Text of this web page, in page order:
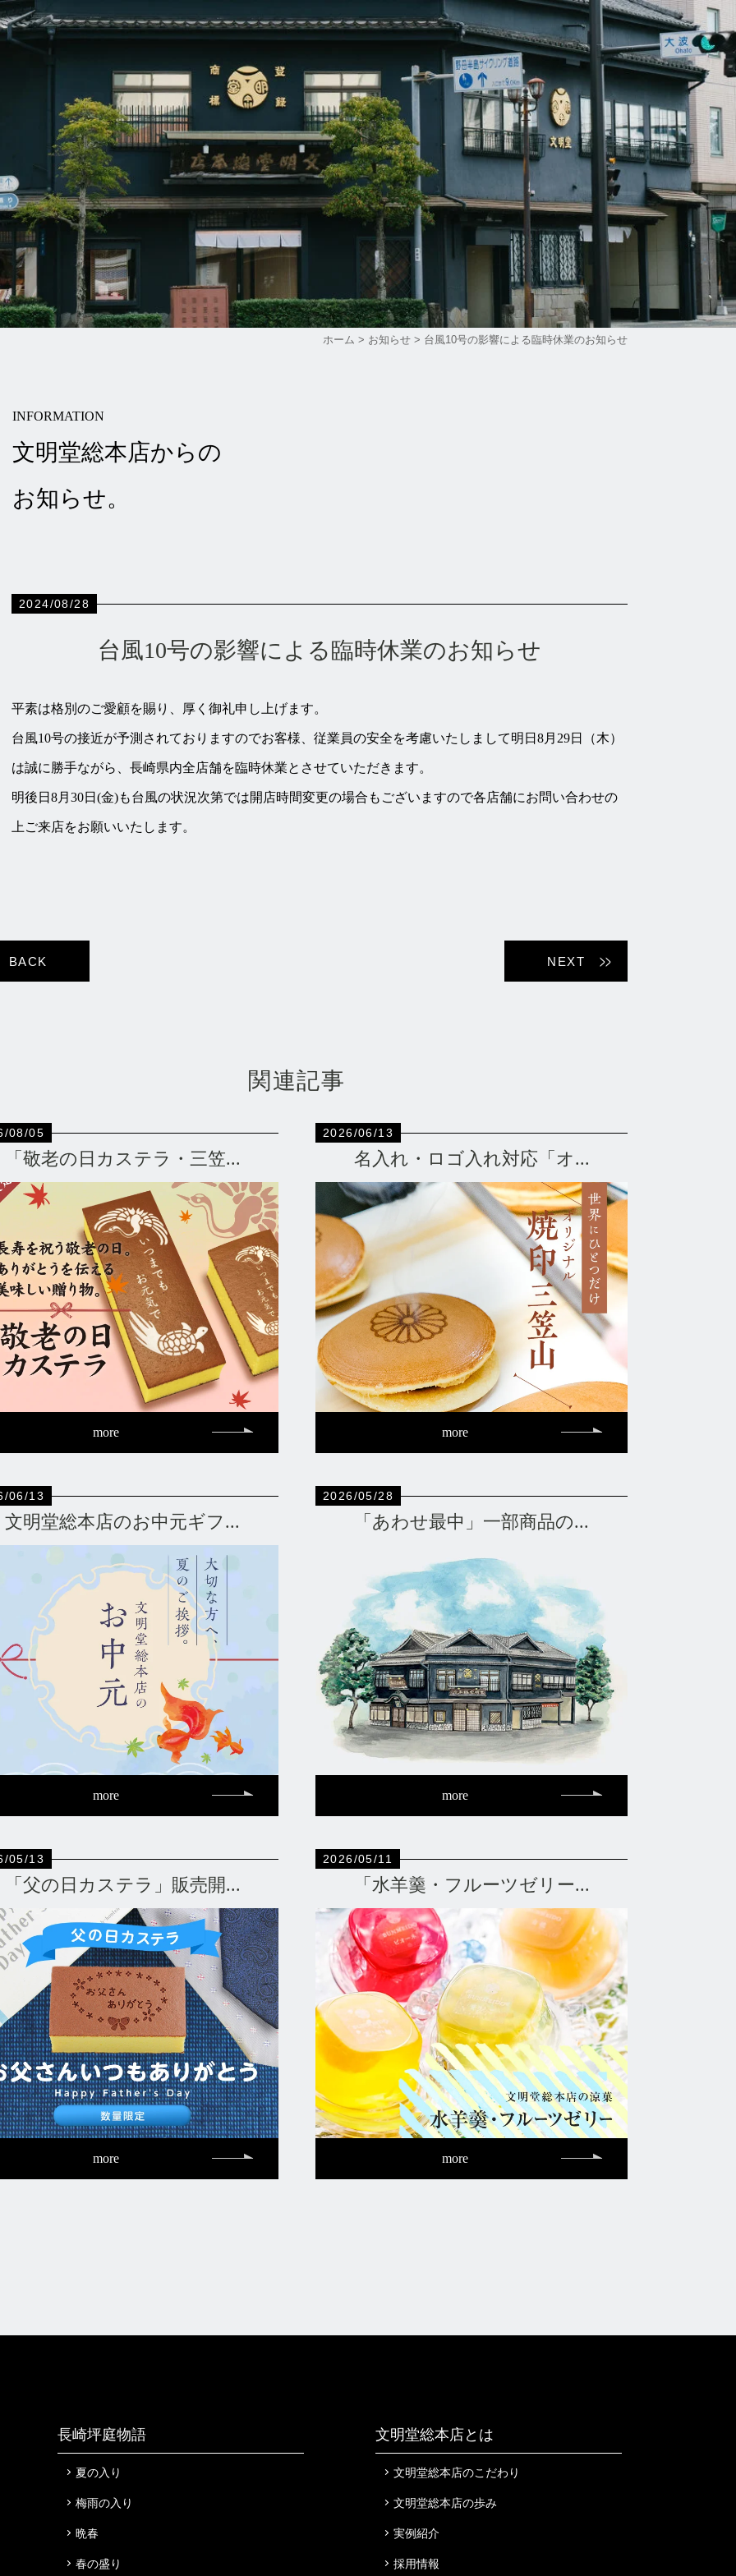
ホーム > お知らせ > 台風10号の影響による臨時休業のお知らせ
INFORMATION
文明堂総本店からの
お知らせ。
2024/08/28
台風10号の影響による臨時休業のお知らせ
平素は格別のご愛顧を賜り、厚く御礼申し上げます。
台風10号の接近が予測されておりますのでお客様、従業員の安全を考慮いたしまして明日8月29日（木）
は誠に勝手ながら、長崎県内全店舗を臨時休業とさせていただきます。
明後日8月30日(金)も台風の状況次第では開店時間変更の場合もございますので各店舗にお問い合わせの
上ご来店をお願いいたします。
BACK NEXT
関連記事
08/05
「敬老の日カステラ・三笠...
more
2026/06/13
名入れ・ロゴ入れ対応「オ...
more
06/13
文明堂総本店のお中元ギフ...
more
2026/05/28
「あわせ最中」一部商品の...
more
05/13
「父の日カステラ」販売開...
more
2026/05/11
「水羊羹・フルーツゼリー...
more
長崎坪庭物語
夏の入り
梅雨の入り
晩春
春の盛り
文明堂総本店とは
文明堂総本店のこだわり
文明堂総本店の歩み
実例紹介
採用情報